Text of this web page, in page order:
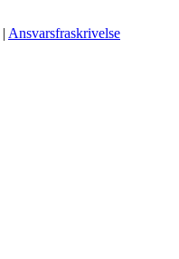
| Ansvarsfraskrivelse